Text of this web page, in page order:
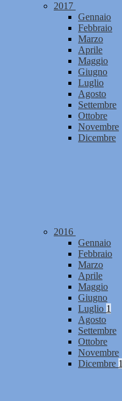
2017
Gennaio
Febbraio
Marzo
Aprile
Maggio
Giugno
Luglio
Agosto
Settembre
Ottobre
Novembre
Dicembre
2016
Gennaio
Febbraio
Marzo
Aprile
Maggio
Giugno
Luglio 1
Agosto
Settembre
Ottobre
Novembre
Dicembre 1